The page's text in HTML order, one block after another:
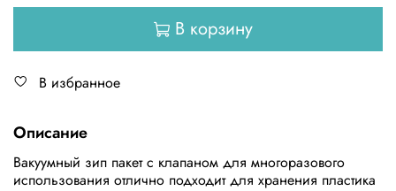
В корзину
В избранное
Описание
Вакуумный зип пакет с клапаном для многоразового
использования отлично подходит для хранения пластика